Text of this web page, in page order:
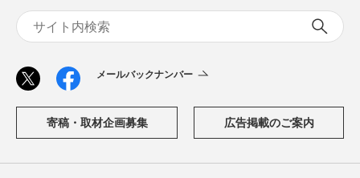
メールバックナンバー
寄稿・取材企画募集 広告掲載のご案内